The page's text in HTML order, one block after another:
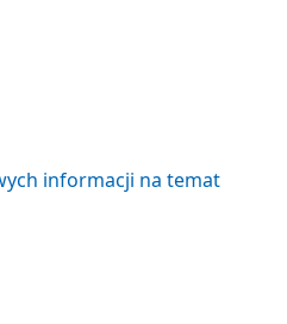
informacji na temat